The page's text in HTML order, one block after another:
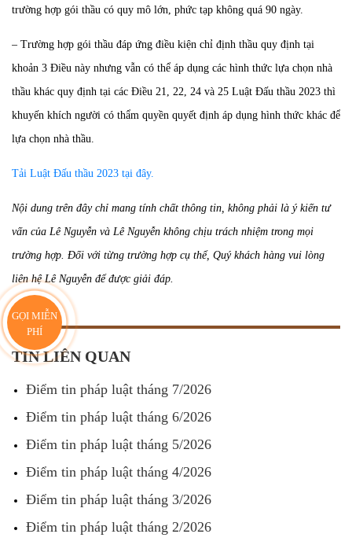
trường hợp gói thầu có quy mô lớn, phức tạp không quá 90 ngày.
– Trường hợp gói thầu đáp ứng điều kiện chỉ định thầu quy định tại
khoản 3 Điều này nhưng vẫn có thể áp dụng các hình thức lựa chọn nhà
thầu khác quy định tại các Điều 21, 22, 24 và 25 Luật Đấu thầu 2023 thì
khuyến khích người có thẩm quyền quyết định áp dụng hình thức khác để
lựa chọn nhà thầu.
Tải Luật Đấu thầu 2023 tại đây.
Nội dung trên đây chỉ mang tính chất thông tin, không phải là ý kiến tư
vấn của Lê Nguyễn và Lê Nguyễn không chịu trách nhiệm trong mọi
trường hợp. Đối với từng trường hợp cụ thể, Quý khách hàng vui lòng
liên hệ Lê Nguyễn để được giải đáp.
TIN LIÊN QUAN
Điểm tin pháp luật tháng 7/2026
Điểm tin pháp luật tháng 6/2026
Điểm tin pháp luật tháng 5/2026
Điểm tin pháp luật tháng 4/2026
Điểm tin pháp luật tháng 3/2026
Điểm tin pháp luật tháng 2/2026
GỌI MIỄN
PHÍ